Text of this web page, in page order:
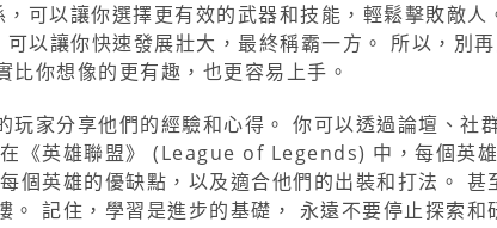
可以讓你選擇更有效的武器和技能，輕鬆擊敗敵人
以讓你快速發展壯大，最終稱霸一方。 所以，別再
你想像的更有趣，也更容易上手。
家分享他們的經驗和心得。 你可以透過論壇、社
《英雄聯盟》 (League of Legends) 中，每個英
個英雄的優缺點，以及適合他們的出裝和打法。 甚
記住，學習是進步的基礎， 永遠不要停止探索和